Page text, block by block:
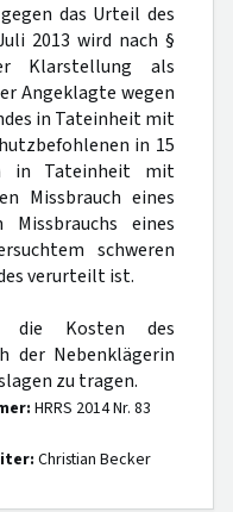
das Urteil des
2013 wird nach §
als
Angeklagte wegen
in Tateinheit mit
in 15
in Tateinheit mit
Missbrauch eines
eines
schweren
verurteilt ist.
die Kosten des
der Nebenklägerin
zu tragen.
HRRS 2014 Nr. 83
Christian Becker